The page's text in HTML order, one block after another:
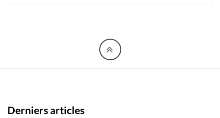
Derniers articles